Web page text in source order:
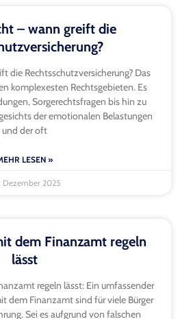
– wann greift die
die Rechtsschutzversicherung? Das
komplexesten Rechtsgebieten. Es
Sorgerechtsfragen bis hin zu
der emotionalen Belastungen
und der oft
LESEN »
Dezember 2025
dem Finanzamt regeln
lässt
regeln lässt: Ein umfassender
dem Finanzamt sind für viele Bürger
Sei es aufgrund von falschen